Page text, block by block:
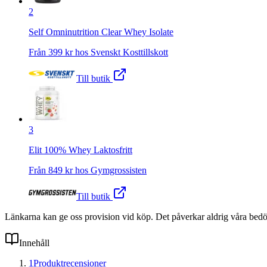
2
Self Omninutrition Clear Whey Isolate
Från 399 kr hos Svenskt Kosttillskott
Till butik
3
Elit 100% Whey Laktosfritt
Från 849 kr hos Gymgrossisten
Till butik
Länkarna kan ge oss provision vid köp. Det påverkar aldrig våra
Innehåll
1Produktrecensioner